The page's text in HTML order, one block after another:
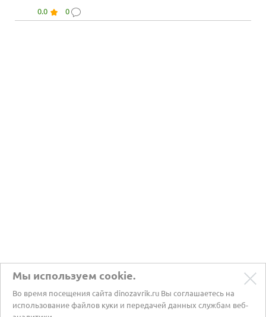
0.0 0
Мы используем cookie.
Во время посещения сайта dinozavrik.ru Вы соглашаетесь на
использование файлов куки и передачей данных службам веб-